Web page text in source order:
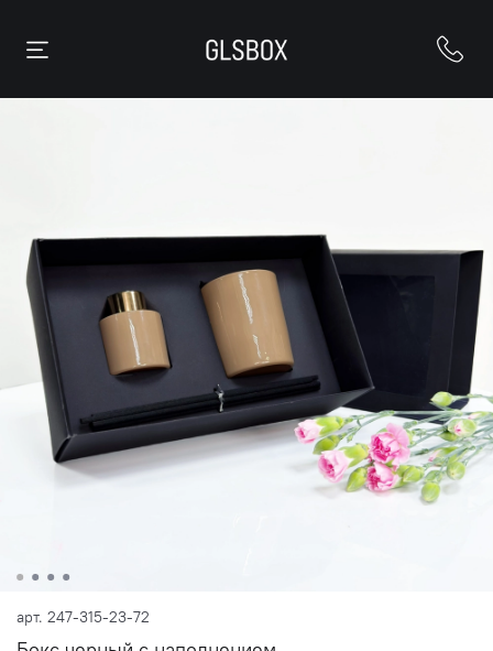
арт. 247-315-23-72